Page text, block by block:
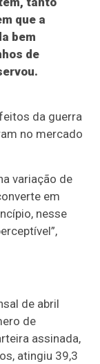
que a
bem
de
da guerra
no mercado
variação de
em
nesse
de abril
de
assinada,
atingiu 39,3